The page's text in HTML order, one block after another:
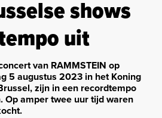
shows
uit
van RAMMSTEIN op
5 augustus 2023 in het Koning
zijn in een recordtempo
Op amper twee uur tijd waren